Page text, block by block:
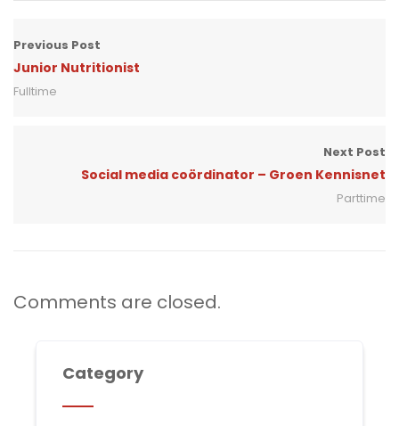
Previous Post
Junior Nutritionist
Fulltime
Next Post
Social media coördinator – Groen Kennisnet
Parttime
Comments are closed.
Category